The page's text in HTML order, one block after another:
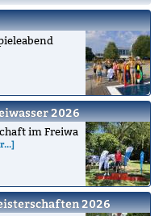
2026
im Freiwa
2026